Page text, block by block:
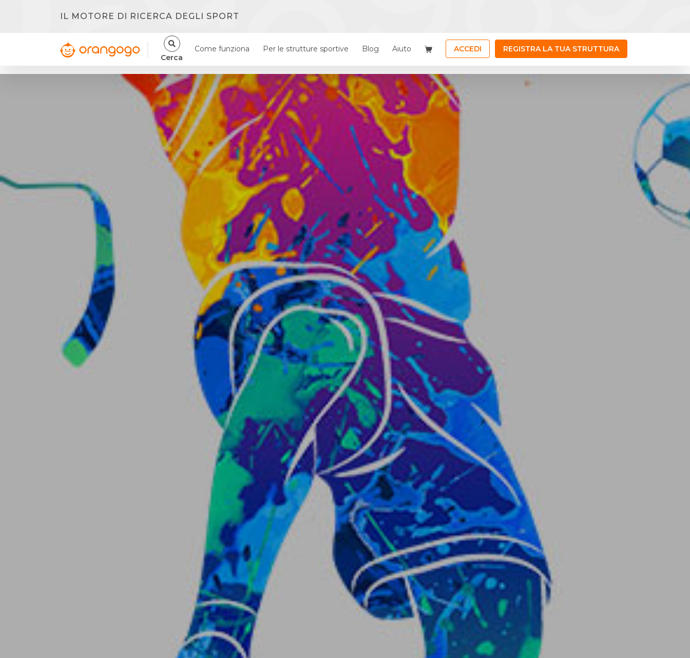
IL MOTORE DI RICERCA DEGLI SPORT
Cerca
Come funziona Per le strutture sportive Blog Aiuto ACCEDI REGISTRA LA TUA STRUTTURA